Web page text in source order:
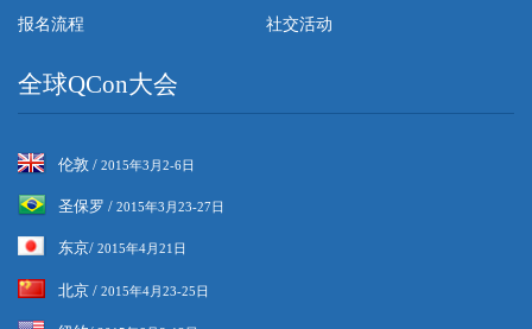
报名流程 社交活动
全球QCon大会
伦敦 / 2015年3月2-6日
圣保罗 / 2015年3月23-27日
东京/ 2015年4月21日
北京 / 2015年4月23-25日